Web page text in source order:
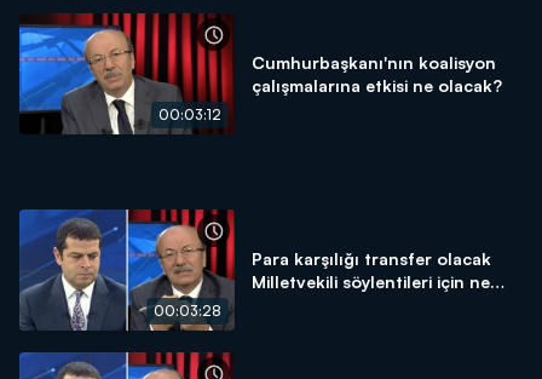
00:03:12
Cumhurbaşkanı'nın koalisyon
çalışmalarına etkisi ne olacak?
00:03:28
Para karşılığı transfer olacak
Milletvekili söylentileri için ne